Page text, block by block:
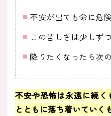
不安が出ても命に危
この苦しさは少しず
降りたくなったら次
不安や恐怖は永遠に続
とともに落ち着いていく